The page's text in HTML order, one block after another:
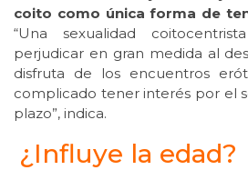
coito como única forma de
“Una sexualidad
perjudicar en gran medida al
disfruta de los encuentros
complicado tener interés por el
plazo”, indica.
¿Influye la edad?